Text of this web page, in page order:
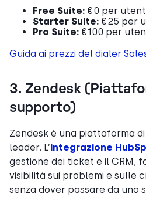
Free Suite: €0 per
Starter Suite: €25 per
Pro Suite: €100 per
Guida ai prezzi del dialer
3. Zendesk
supporto)
Zendesk è una piattaforma
leader. L’integrazione
gestione dei ticket e il CRM,
visibilità sui problemi e sulle
senza dover passare da uno